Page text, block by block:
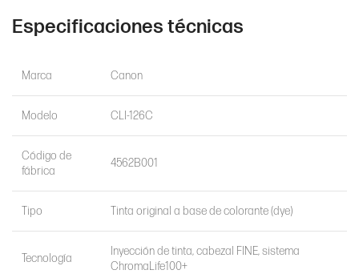
Especificaciones técnicas
Marca Canon
Modelo CLI-126C
Código de
fábrica
4562B001
Tipo Tinta original a base de colorante (dye)
Tecnología
Inyección de tinta, cabezal FINE, sistema
ChromaLife100+